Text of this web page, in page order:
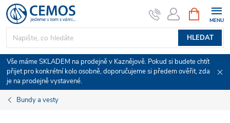
Přejít
na
obsah
HLEDAT
NÁKUPNÍ
KOŠÍK
Vše máme SKLADEM na prodejně v Kaznějově. Pokud si budete chtít
přijet pro konkrétní kolo osobně, doporučujeme si předem ověřit, zda
je na prodejně vystavené.
Bundy a vesty